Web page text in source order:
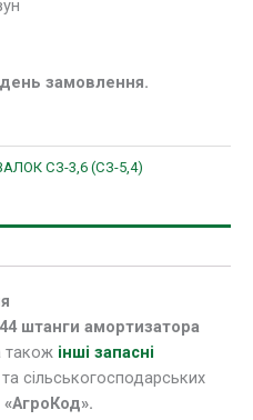
замовлення.
СЗ-3,6 (СЗ-5,4)
штанги амортизатора
також інші запасні
сільськогосподарських
«АгроКод».